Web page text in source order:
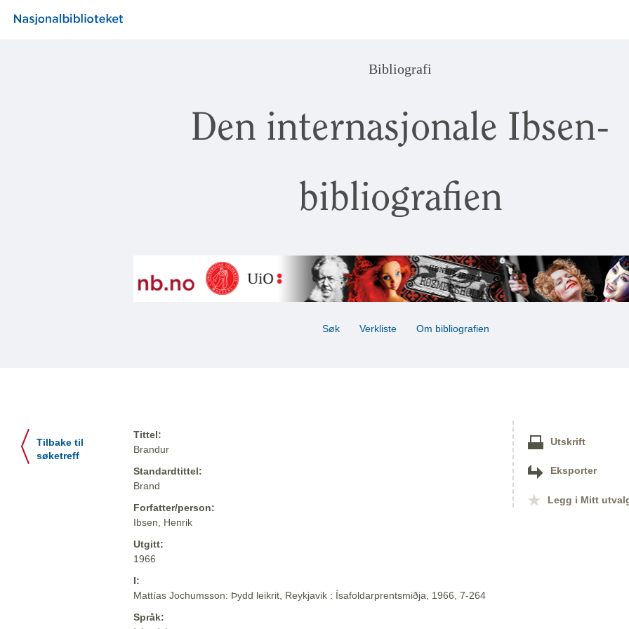
Bibliografi
Den internasjonale Ibsen-
bibliografien
Søk Verkliste Om bibliografien
Tilbake til
søketreff
Tittel:
Brandur
Standardtittel:
Brand
Forfatter/person:
Ibsen, Henrik
Utgitt:
1966
I:
Mattías Jochumsson: Þydd leikrit, Reykjavik : Ísafoldarprentsmiðja, 1966, 7-264
Språk:
Utskrift
Eksporter
Legg i Mitt